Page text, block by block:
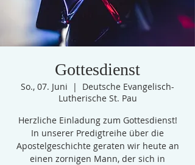
Gottesdienst
So., 07. Juni
  |
Deutsche Evangelisch-
Lutherische St. Pau
Herzliche Einladung zum Gottesdienst!
In unserer Predigtreihe über die
Apostelgeschichte geraten wir heute an
einen zornigen Mann, der sich in